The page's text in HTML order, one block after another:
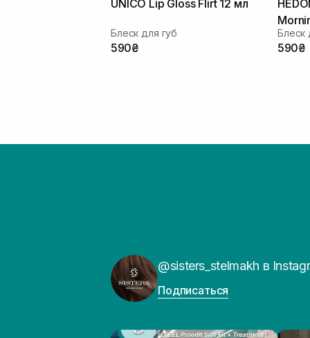
UNICO Lip Gloss Flirt 12 мл
Блеск для губ
590₴
Блеск
590₴
@sisters_stelmakh в
Подписаться